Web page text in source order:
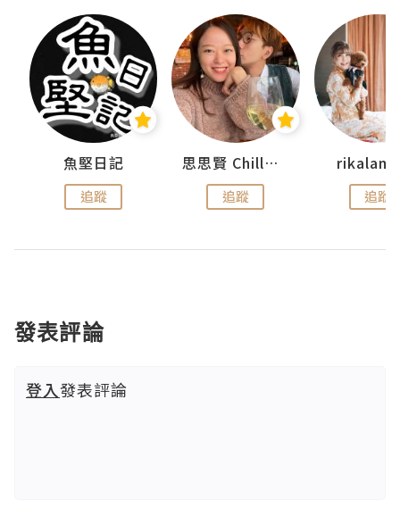
魚堅日記
追蹤
思思賢 ChillMyBabe
追蹤 追蹤
發表評論
登入發表評論